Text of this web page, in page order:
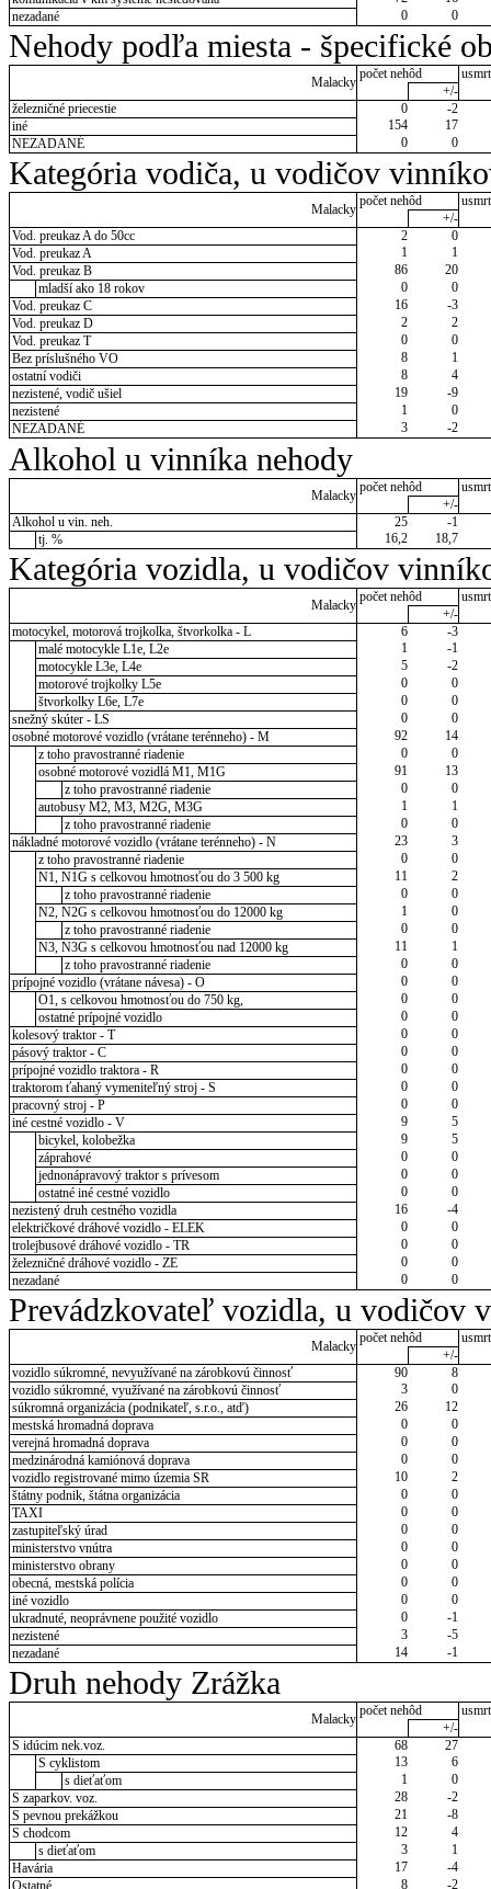
nezadané
0 0
Nehody podľa miesta - špecifické
Malacky
počet nehôd
+/-
železničné priecestie
0
-2
iné
154
17
NEZADANÉ
0 0
Kategória vodiča, u vodičov
Malacky
počet nehôd
+/-
Vod. preukaz A do 50cc
2
0
Vod. preukaz A
1
1
Vod. preukaz B
86
20
mladší ako 18 rokov
0
0
Vod. preukaz C
16
-3
Vod. preukaz D
2
2
Vod. preukaz T
0
0
Bez príslušného VO
8
1
ostatní vodiči
8
4
nezistené, vodič ušiel
19
-9
nezistené
1
0
NEZADANÉ
3 -2
Alkohol u vinníka nehody
Malacky
počet nehôd
+/-
Alkohol u vin. neh.
25
-1
tj. %
16,2 18,7
Kategória vozidla, u vodičov
Malacky
počet nehôd
+/-
motocykel, motorová trojkolka, štvorkolka - L
6
-3
malé motocykle L1e, L2e
1
-1
motocykle L3e, L4e
5
-2
motorové trojkolky L5e
0
0
štvorkolky L6e, L7e
0
0
snežný skúter - LS
0
0
osobné motorové vozidlo (vrátane terénneho) - M
92
14
z toho pravostranné riadenie
0
0
osobné motorové vozidlá M1, M1G
91
13
z toho pravostranné riadenie
0
0
autobusy M2, M3, M2G, M3G
1
1
z toho pravostranné riadenie
0
0
nákladné motorové vozidlo (vrátane terénneho) - N
23
3
z toho pravostranné riadenie
0
0
N1, N1G s celkovou hmotnosťou do 3 500 kg
11
2
z toho pravostranné riadenie
0
0
N2, N2G s celkovou hmotnosťou do 12000 kg
1
0
z toho pravostranné riadenie
0
0
N3, N3G s celkovou hmotnosťou nad 12000 kg
11
1
z toho pravostranné riadenie
0
0
prípojné vozidlo (vrátane návesa) - O
0
0
O1, s celkovou hmotnosťou do 750 kg,
0
0
ostatné prípojné vozidlo
0
0
kolesový traktor - T
0
0
pásový traktor - C
0
0
prípojné vozidlo traktora - R
0
0
traktorom ťahaný vymeniteľný stroj - S
0
0
pracovný stroj - P
0
0
iné cestné vozidlo - V
9
5
bicykel, kolobežka
9
5
záprahové
0
0
jednonápravový traktor s prívesom
0
0
ostatné iné cestné vozidlo
0
0
nezistený druh cestného vozidla
16
-4
električkové dráhové vozidlo - ELEK
0
0
trolejbusové dráhové vozidlo - TR
0
0
železničné dráhové vozidlo - ZE
0
0
nezadané
0 0
Prevádzkovateľ vozidla, u vodičov
Malacky
počet nehôd
+/-
vozidlo súkromné, nevyužívané na zárobkovú činnosť
90
8
vozidlo súkromné, využívané na zárobkovú činnosť
3
0
súkromná organizácia (podnikateľ, s.r.o., atď)
26
12
mestská hromadná doprava
0
0
verejná hromadná doprava
0
0
medzinárodná kamiónová doprava
0
0
vozidlo registrované mimo územia SR
10
2
štátny podnik, štátna organizácia
0
0
TAXI
0
0
zastupiteľský úrad
0
0
ministerstvo vnútra
0
0
ministerstvo obrany
0
0
obecná, mestská polícia
0
0
iné vozidlo
0
0
ukradnuté, neoprávnene použité vozidlo
0
-1
nezistené
3
-5
nezadané
14 -1
Druh nehody Zrážka
Malacky
počet nehôd
+/-
S idúcim nek.voz.
68
27
S cyklistom
13
6
s dieťaťom
1
0
S zaparkov. voz.
28
-2
S pevnou prekážkou
21
-8
S chodcom
12
4
s dieťaťom
3
1
Havária
17
-4
8 -2